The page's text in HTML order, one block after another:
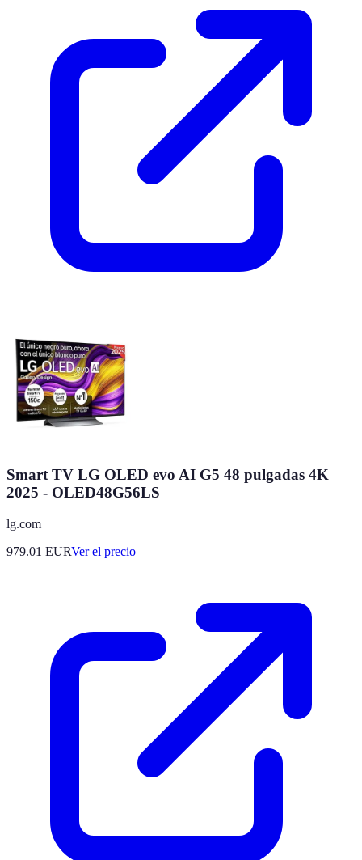
Smart TV LG OLED evo AI G5 48 pulgadas 4K
2025 - OLED48G56LS
lg.com
979.01 EURVer el precio